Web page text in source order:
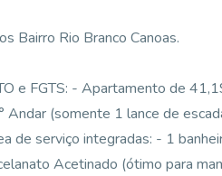
Bairro Rio Branco Canoas.
e FGTS: - Apartamento de
(somente 1 lance de
de serviço integradas: - 1
Acetinado (ótimo para